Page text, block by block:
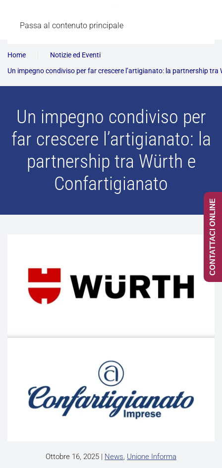
Passa al contenuto principale
Home
Notizie ed Eventi
Un impegno condiviso per far crescere l’artigianato: la partnership
Un impegno condiviso per
far crescere l’artigianato: la
partnership tra Würth e
Confartigianato
Ottobre 16, 2025 | News, Unione Informa
CONTATTACI ONLINE